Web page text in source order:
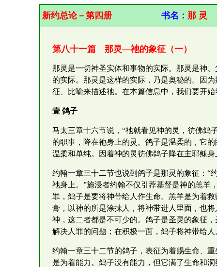
新约总论－第四册 书名： 那 灵
第八十一篇 那灵—祂的象征（一）
那灵是一切神圣实体和事物的实际。那灵是神
的实际。那灵是这样的实际，乃是奥秘的。因
征、比喻来描述祂。在本篇信息中，我们要开
壹 鸽子
马太三章十六节说，“祂就看见神的灵，彷佛鸽
的职事，降在祂身上的灵。鸽子是温柔的，它
温柔和单纯。因着神的灵彷佛鸽子降在主耶稣
约翰一章三十二节也说到鸽子是那灵的象征：“
祂身上。”施浸者约翰不仅引荐基督是神的羔羊
罪，鸽子是要将神带给人作生命。羔羊是为着
膏，以神的所是涂抹人，将神带进人里面，也
神，这二者都是不可少的。鸽子是圣灵的象征
解决人罪的问题；在积极一面，鸽子将神带给
约翰一章三十二节的鸽子，表征为着赐生命、
是为着能力。鸽子没有能力，但它满了生命和